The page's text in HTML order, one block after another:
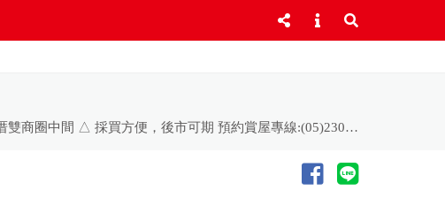
△ 位寶格全新造鎮日光市社區 △ 全新交屋，店住雙效，間間套房 △ 5.2米面寬，可停雙車 △ 位新港與民雄江子厝雙商圈中間 △ 採買方便，後市可期 預約賞屋專線:(05)230-9027